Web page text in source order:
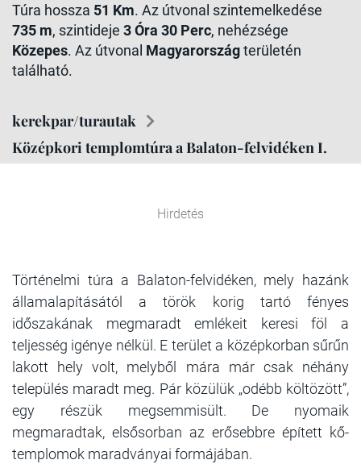
Túra hossza 51 Km. Az útvonal szintemelkedése
735 m, szintideje 3 Óra 30 Perc, nehézsége
Közepes. Az útvonal Magyarországterületén
található.
kerekpar/turautak
Középkori templomtúra a Balaton-felvidéken I.
Hirdetés
Történelmi túra a Balaton-felvidéken, mely hazánk
államalapításától a török korig tartó fényes
időszakának megmaradt emlékeit keresi föl a
teljesség igénye nélkül. E terület a középkorban sűrűn
lakott hely volt, melyből mára már csak néhány
település maradt meg. Pár közülük „odébb költözött”,
egy részük megsemmisült. De nyomaik
megmaradtak, elsősorban az erősebbre épített kő-
templomok maradványai formájában.